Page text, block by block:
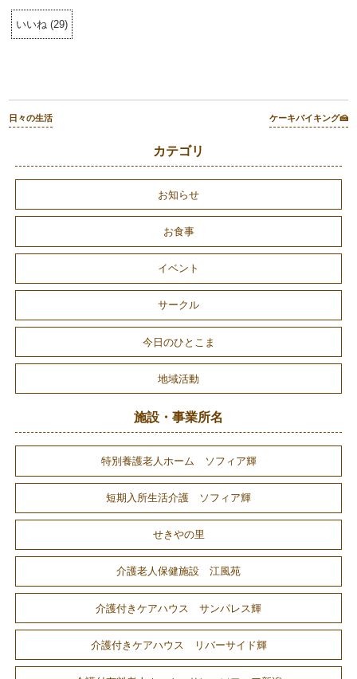
いいね (29)
日々の生活 ケーキバイキング🍰
カテゴリ
お知らせ
お食事
イベント
サークル
今日のひとこま
地域活動
施設・事業所名
特別養護老人ホーム ソフィア輝
短期入所生活介護 ソフィア輝
せきやの里
介護老人保健施設 江風苑
介護付きケアハウス サンパレス輝
介護付きケアハウス リバーサイド輝